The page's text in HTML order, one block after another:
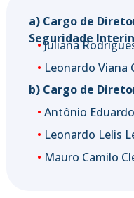
a) Cargo de
Seguridade
•Juliana
• Leonardo Viana
b) Cargo de
• Antônio
• Leonardo Lelis
• Mauro Camilo